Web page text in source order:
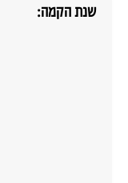
שנת הקמה: